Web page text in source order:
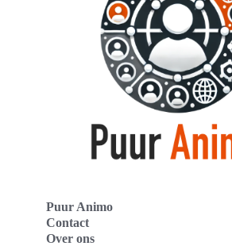
Puur Animo
Contact
Over ons